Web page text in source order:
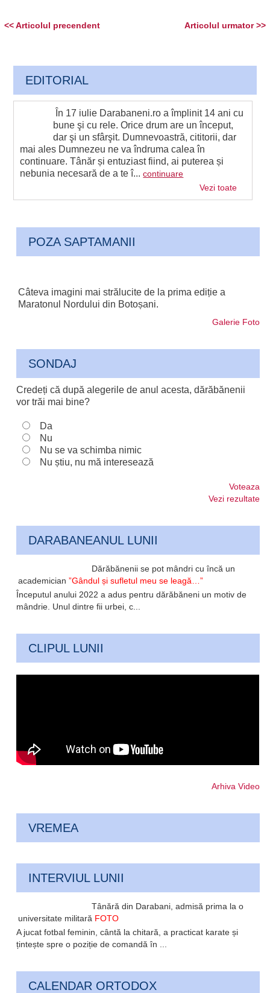
Articolul urmator >>
<< Articolul precendent
EDITORIAL
În 17 iulie Darabaneni.ro a împlinit 14 ani cu
bune şi cu rele. Orice drum are un început,
dar şi un sfârşit. Dumnevoastră, cititorii, dar
mai ales Dumnezeu ne va îndruma calea în
continuare. Tânăr și entuziast fiind, ai puterea și
nebunia necesară de a te î...continuare
Vezi toate
POZA SAPTAMANII
Câteva imagini mai strălucite de la prima ediție a
Maratonul Nordului din Botoșani.
Galerie Foto
SONDAJ
Credeți că după alegerile de anul acesta, dărăbănenii
vor trăi mai bine?
Da
Nu
Nu se va schimba nimic
Nu știu, nu mă interesează
Voteaza
Vezi rezultate
DARABANEANUL LUNII
Dărăbănenii se pot mândri cu încă un
academician”Gândul și sufletul meu se leagă…”
Începutul anului 2022 a adus pentru dărăbăneni un motiv de
mândrie. Unul dintre fii urbei, c...
CLIPUL LUNII
Arhiva Video
VREMEA
INTERVIUL LUNII
Tânără din Darabani, admisă prima la o
universitate militară FOTO
A jucat fotbal feminin, cântă la chitară, a practicat karate și
țintește spre o poziție de comandă în ...
CALENDAR ORTODOX